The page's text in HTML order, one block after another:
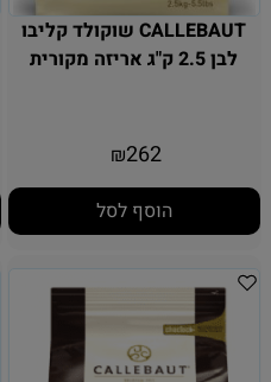
CALLEBAUT שוקולד קליבו
לבן 2.5 ק"ג אריזה מקורית
₪262
הוסף לסל